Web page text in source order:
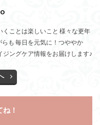
ことは楽しいこと 様々な更年
も 毎日を元気に！つややか
ジングケア情報をお届けします♪
！